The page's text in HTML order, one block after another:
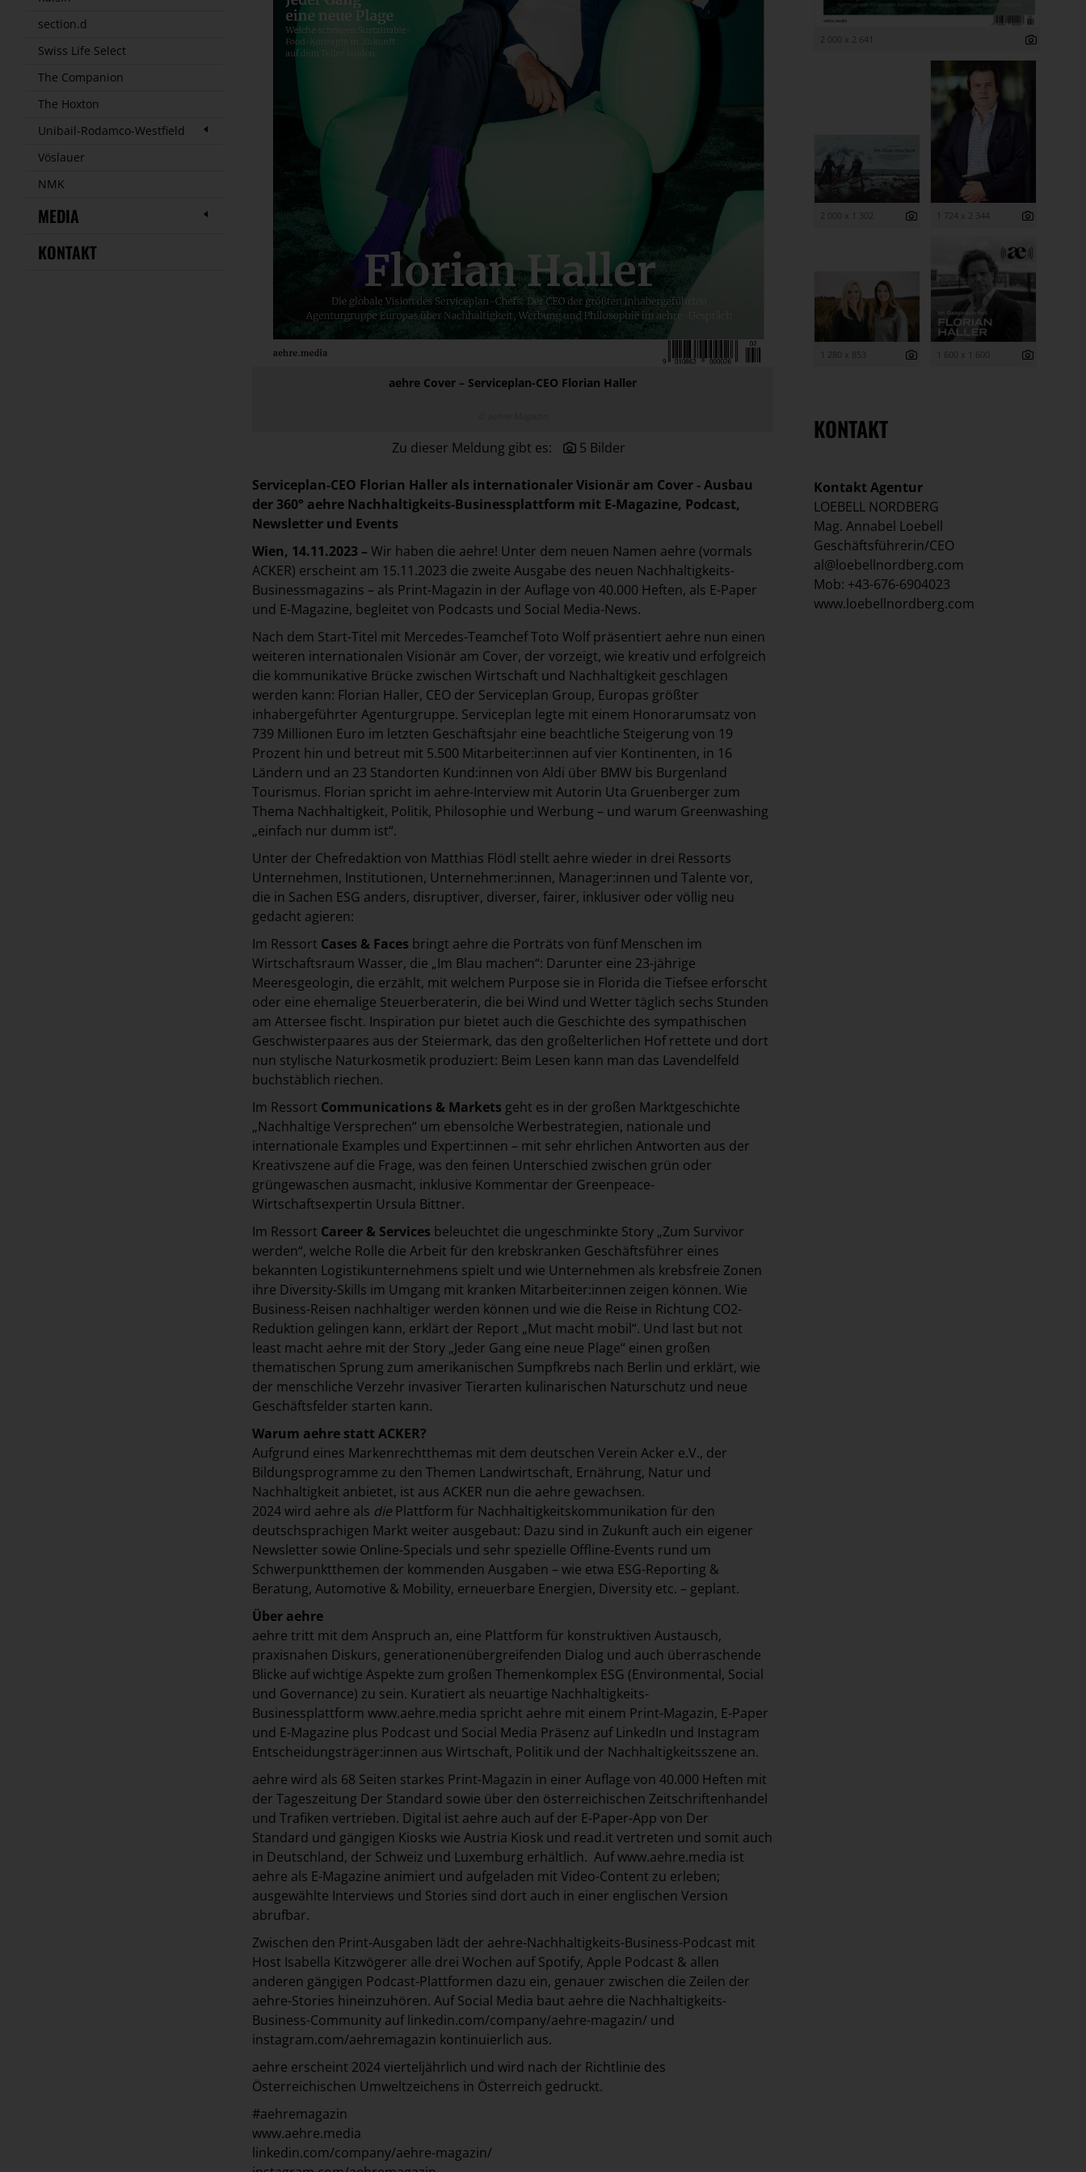
section.d
Swiss Life Select
The Companion
The Hoxton
Unibail-Rodamco-Westfield
Vöslauer
NMK
MEDIA
KONTAKT
aehre Cover – Serviceplan-CEO Florian Haller
Zu dieser Meldung gibt es: 5 Bilder
Serviceplan-CEO Florian Haller als internationaler Visionär am Cover - Ausbau
der 360° aehre Nachhaltigkeits-Businessplattform mit E-Magazine, Podcast,
Newsletter und Events
Wien, 14.11.2023 – Wir haben die aehre! Unter dem neuen Namen aehre (vormals
ACKER) erscheint am 15.11.2023 die zweite Ausgabe des neuen Nachhaltigkeits-
Businessmagazins – als Print-Magazin in der Auflage von 40.000 Heften, als E-Paper
und E-Magazine, begleitet von Podcasts und Social Media-News.
Nach dem Start-Titel mit Mercedes-Teamchef Toto Wolf präsentiert aehre nun einen
weiteren internationalen Visionär am Cover, der vorzeigt, wie kreativ und erfolgreich
die kommunikative Brücke zwischen Wirtschaft und Nachhaltigkeit geschlagen
werden kann: Florian Haller, CEO der Serviceplan Group, Europas größter
inhabergeführter Agenturgruppe. Serviceplan legte mit einem Honorarumsatz von
739 Millionen Euro im letzten Geschäftsjahr eine beachtliche Steigerung von 19
Prozent hin und betreut mit 5.500 Mitarbeiter:innen auf vier Kontinenten, in 16
Ländern und an 23 Standorten Kund:innen von Aldi über BMW bis Burgenland
Tourismus. Florian spricht im aehre-Interview mit Autorin Uta Gruenberger zum
Thema Nachhaltigkeit, Politik, Philosophie und Werbung – und warum Greenwashing
„einfach nur dumm ist“.
Unter der Chefredaktion von Matthias Flödl stellt aehre wieder in drei Ressorts
Unternehmen, Institutionen, Unternehmer:innen, Manager:innen und Talente vor,
die in Sachen ESG anders, disruptiver, diverser, fairer, inklusiver oder völlig neu
gedacht agieren:
Im Ressort Cases & Faces bringt aehre die Porträts von fünf Menschen im
Wirtschaftsraum Wasser, die „Im Blau machen“: Darunter eine 23-jährige
Meeresgeologin, die erzählt, mit welchem Purpose sie in Florida die Tiefsee erforscht
oder eine ehemalige Steuerberaterin, die bei Wind und Wetter täglich sechs Stunden
am Attersee fischt. Inspiration pur bietet auch die Geschichte des sympathischen
Geschwisterpaares aus der Steiermark, das den großelterlichen Hof rettete und dort
nun stylische Naturkosmetik produziert: Beim Lesen kann man das Lavendelfeld
buchstäblich riechen.
Im Ressort Communications & Markets geht es in der großen Marktgeschichte
„Nachhaltige Versprechen“ um ebensolche Werbestrategien, nationale und
internationale Examples und Expert:innen – mit sehr ehrlichen Antworten aus der
Kreativszene auf die Frage, was den feinen Unterschied zwischen grün oder
grüngewaschen ausmacht, inklusive Kommentar der Greenpeace-
Wirtschaftsexpertin Ursula Bittner.
Im Ressort Career & Services beleuchtet die ungeschminkte Story „Zum Survivor
werden“, welche Rolle die Arbeit für den krebskranken Geschäftsführer eines
bekannten Logistikunternehmens spielt und wie Unternehmen als krebsfreie Zonen
ihre Diversity-Skills im Umgang mit kranken Mitarbeiter:innen zeigen können. Wie
Business-Reisen nachhaltiger werden können und wie die Reise in Richtung CO2-
Reduktion gelingen kann, erklärt der Report „Mut macht mobil“. Und last but not
least macht aehre mit der Story „Jeder Gang eine neue Plage“ einen großen
thematischen Sprung zum amerikanischen Sumpfkrebs nach Berlin und erklärt, wie
der menschliche Verzehr invasiver Tierarten kulinarischen Naturschutz und neue
Geschäftsfelder starten kann.
Warum aehre statt ACKER?
Aufgrund eines Markenrechtthemas mit dem deutschen Verein Acker e.V., der
Bildungsprogramme zu den Themen Landwirtschaft, Ernährung, Natur und
Nachhaltigkeit anbietet, ist aus ACKER nun die aehre gewachsen.
2024 wird aehre als diePlattform für Nachhaltigkeitskommunikation für den
deutschsprachigen Markt weiter ausgebaut: Dazu sind in Zukunft auch ein eigener
Newsletter sowie Online-Specials und sehr spezielle Offline-Events rund um
Schwerpunktthemen der kommenden Ausgaben – wie etwa ESG-Reporting &
Beratung, Automotive & Mobility, erneuerbare Energien, Diversity etc. – geplant.
Über aehre
aehre tritt mit dem Anspruch an, eine Plattform für konstruktiven Austausch,
praxisnahen Diskurs, generationenübergreifenden Dialog und auch überraschende
Blicke auf wichtige Aspekte zum großen Themenkomplex ESG (Environmental, Social
und Governance) zu sein. Kuratiert als neuartige Nachhaltigkeits-
Businessplattform www.aehre.media spricht aehre mit einem Print-Magazin, E-Paper
und E-Magazine plus Podcast und Social Media Präsenz auf LinkedIn und Instagram
Entscheidungsträger:innen aus Wirtschaft, Politik und der Nachhaltigkeitsszene an.
aehre wird als 68 Seiten starkes Print-Magazin in einer Auflage von 40.000 Heften mit
der Tageszeitung Der Standard sowie über den österreichischen Zeitschriftenhandel
und Trafiken vertrieben. Digital ist aehre auch auf der E-Paper-App von Der
Standard und gängigen Kiosks wie Austria Kiosk und read.it vertreten und somit auch
in Deutschland, der Schweiz und Luxemburg erhältlich. Aufwww.aehre.media ist
aehre als E-Magazine animiert und aufgeladen mit Video-Content zu erleben;
ausgewählte Interviews und Stories sind dort auch in einer englischen Version
abrufbar.
Zwischen den Print-Ausgaben lädt der aehre-Nachhaltigkeits-Business-Podcast mit
Host Isabella Kitzwögerer alle drei Wochen auf Spotify, Apple Podcast & allen
anderen gängigen Podcast-Plattformen dazu ein, genauer zwischen die Zeilen der
aehre-Stories hineinzuhören. Auf Social Media baut aehre die Nachhaltigkeits-
Business-Community auf linkedin.com/company/aehre-magazin/ und
instagram.com/aehremagazin kontinuierlich aus.
aehre erscheint 2024 vierteljährlich und wird nach der Richtlinie des
Österreichischen Umweltzeichens in Österreich gedruckt.
#aehremagazin
www.aehre.media
linkedin.com/company/aehre-magazin/
2 000 x 2 641
2 000 x 1 302 1 724 x 2 344
1 280 x 853 1 600 x 1 600
KONTAKT
Kontakt Agentur
LOEBELL NORDBERG
Mag. Annabel Loebell
Geschäftsführerin/CEO
al@loebellnordberg.com
Mob: +43-676-6904023
www.loebellnordberg.com